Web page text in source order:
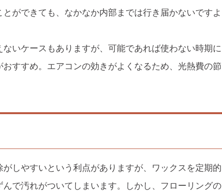
ができても、なかなか内部までは行き届かないですよ
いケースもありますが、可能であれば使わない時期に
すすめ。エアコンの効きがよくなるため、光熱費の節
しやすいという利点がありますが、ワックスを定期的
で汚れがついてしまいます。しかし、フローリングの